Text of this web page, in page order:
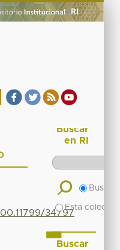
34797
Buscar
en RI
Buscar
Esta
Buscar